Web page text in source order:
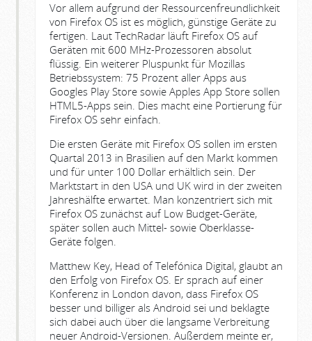
Vor allem aufgrund der Ressourcenfreundlichkeit
von Firefox OS ist es möglich, günstige Geräte zu
fertigen. Laut TechRadar läuft Firefox OS auf
Geräten mit 600 MHz-Prozessoren absolut
flüssig. Ein weiterer Pluspunkt für Mozillas
Betriebssystem: 75 Prozent aller Apps aus
Googles Play Store sowie Apples App Store sollen
HTML5-Apps sein. Dies macht eine Portierung für
Firefox OS sehr einfach.
Die ersten Geräte mit Firefox OS sollen im ersten
Quartal 2013 in Brasilien auf den Markt kommen
und für unter 100 Dollar erhältlich sein. Der
Marktstart in den USA und UK wird in der zweiten
Jahreshälfte erwartet. Man konzentriert sich mit
Firefox OS zunächst auf Low Budget-Geräte,
später sollen auch Mittel- sowie Oberklasse-
Geräte folgen.
Matthew Key, Head of Telefónica Digital, glaubt an
den Erfolg von Firefox OS. Er sprach auf einer
Konferenz in London davon, dass Firefox OS
besser und billiger als Android sei und beklagte
sich dabei auch über die langsame Verbreitung
neuer Android-Versionen. Außerdem meinte er,